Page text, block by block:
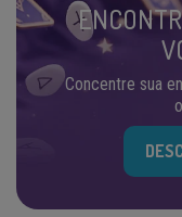
Concentre sua